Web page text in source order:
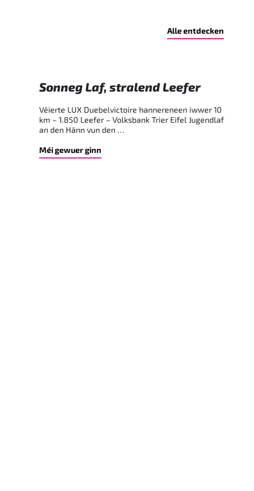
Alle entdecken
Sonneg Laf, stralend Leefer
Véierte LUX Duebelvictoire hannereneen iwwer 10
km – 1.850 Leefer – Volksbank Trier Eifel Jugendlaf
an den Hänn vun den …
Méi gewuer ginn